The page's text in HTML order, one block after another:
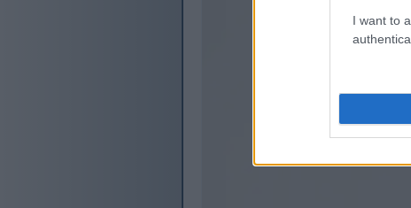
I want to